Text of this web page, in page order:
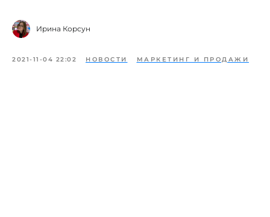
Ирина Корсун
2021-11-04 22:02 НОВОСТИ МАРКЕТИНГ И ПРОДАЖИ